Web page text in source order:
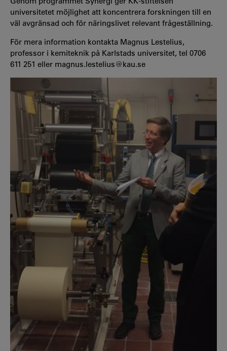
universitetet möjlighet att koncentrera forskningen till en
väl avgränsad och för näringslivet relevant frågeställning.
För mera information kontakta Magnus Lestelius,
professor i kemiteknik på Karlstads universitet, tel 0706
611 251 eller magnus.lestelius@kau.se